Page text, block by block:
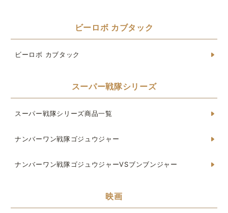
ビーロボ カブタック
ビーロボ カブタック
スーパー戦隊シリーズ
スーパー戦隊シリーズ商品一覧
ナンバーワン戦隊ゴジュウジャー
ナンバーワン戦隊ゴジュウジャーVSブンブンジャー
映画